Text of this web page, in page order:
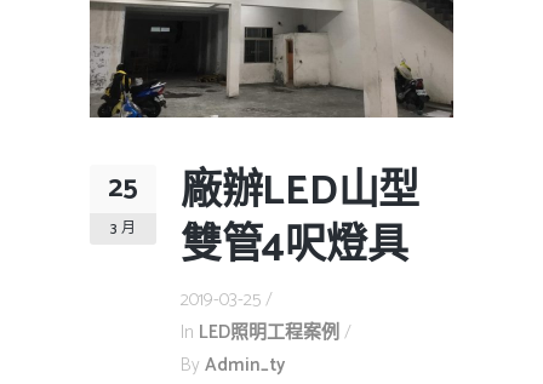
25
3 月
廠辦LED山型
雙管4呎燈具
2019-03-25
In LED照明工程案例
By Admin_ty